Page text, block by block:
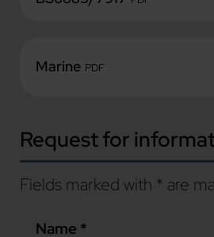
Marine PDF
Request for
Fields marked with * are
Name *